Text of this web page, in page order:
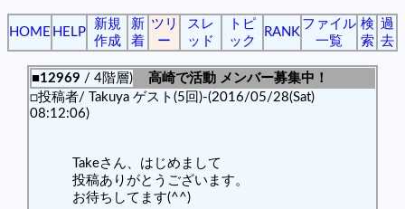
HOME HELP
新規
作成
新
着
ツリ
ー
スレ
ッド
トピ
ック
RANK
ファイル
一覧
検
索
過
去
■12969 / 4階層)
高崎で活動 メンバー募集中！
□投稿者/ Takuya ゲスト(5回)-(2016/05/28(Sat)
08:12:06)
Takeさん、はじめまして
投稿ありがとうございます。
お待ちしてます(^^)